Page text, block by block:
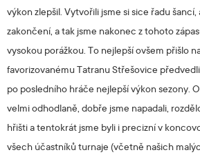
výkon zlepšil. Vytvořili jsme si sice řadu
zakončení, a tak jsme nakonec z tohoto
vysokou porážkou. To nejlepší ovšem přišlo
favorizovanému Tatranu Střešovice
po posledního hráče nejlepší výkon sezony.
velmi odhodlaně, dobře jsme napadali,
hřišti a tentokrát jsme byli i precizní v
všech účastníků turnaje (včetně našich